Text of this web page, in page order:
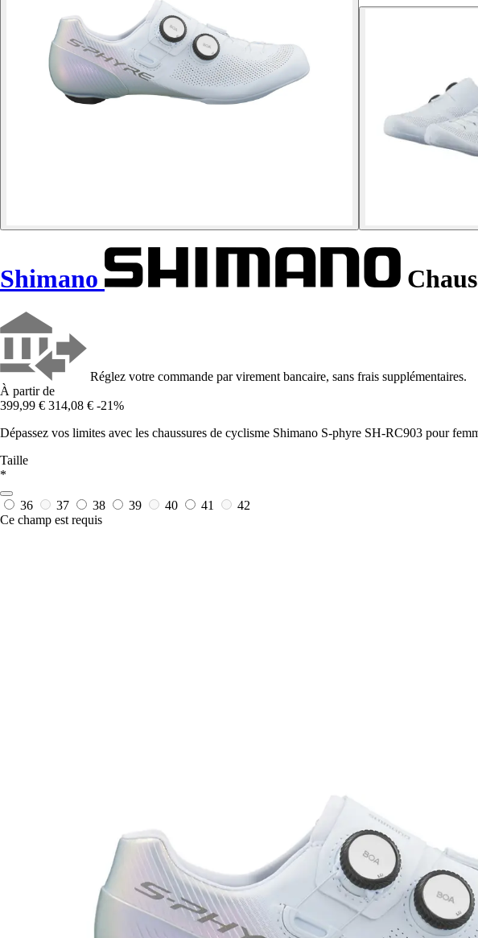
Shimano
Réglez votre commande par virement bancaire, sans frais supplémentaires.
À partir de
399,99 € 314,08 € -21%
Dépassez vos limites avec les chaussures de cyclisme Shimano S-phyre SH-RC903 pour
Taille
*
36 37 38 39 40 41
42
Ce champ est requis